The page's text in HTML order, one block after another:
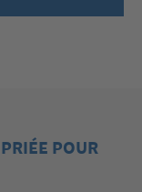
POUR